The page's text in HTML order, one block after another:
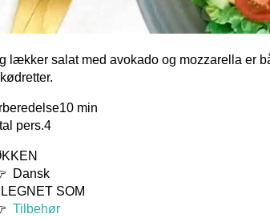
lækker salat med avokado og mozzarella er
min
pers.4
Dansk
SOM
Tilbehør